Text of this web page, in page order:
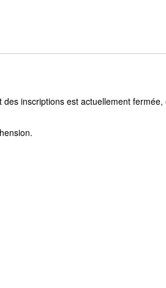
des inscriptions est actuellement